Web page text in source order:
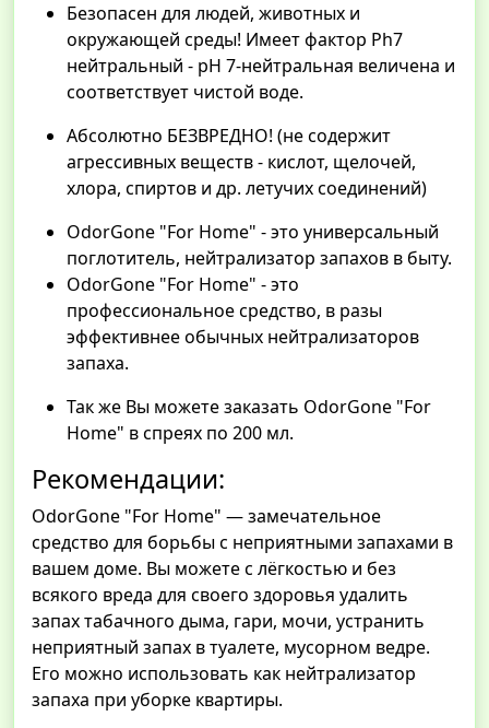
Безопасен для людей, животных и
окружающей среды! Имеет фактор Ph7
нейтральный - pH 7-нейтральная величена и
соответствует чистой воде.
Абсолютно БЕЗВРЕДНО! (не содержит
агрессивных веществ - кислот, щелочей,
хлора, спиртов и др. летучих соединений)
OdorGone "For Home" - это универсальный
поглотитель, нейтрализатор запахов в быту.
OdorGone "For Home" - это
профессиональное средство, в разы
эффективнее обычных нейтрализаторов
запаха.
Так же Вы можете заказать OdorGone "For
Home" в спреях по 200 мл.
Рекомендации:
OdorGone "For Home" — замечательное
средство для борьбы с неприятными запахами в
вашем доме. Вы можете с лёгкостью и без
всякого вреда для своего здоровья удалить
запах табачного дыма, гари, мочи, устранить
неприятный запах в туалете, мусорном ведре.
Его можно использовать как нейтрализатор
запаха при уборке квартиры.